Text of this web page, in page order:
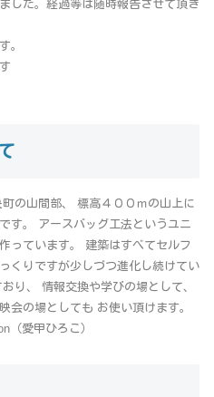
した。経過等は随時報告させて頂き
。
の山間部、 標高４００ｍの山上に
す。 アースバッグ工法というユニ
っています。 建築はすべてセルフ
くりですが少しづつ進化し続けてい
り、 情報交換や学びの場として、
会の場としても お使い頂けます。
（愛甲ひろこ）